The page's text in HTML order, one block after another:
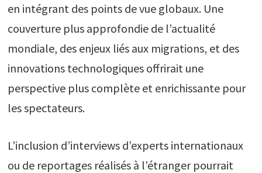
en intégrant des points de vue globaux. Une
couverture plus approfondie de l’actualité
mondiale, des enjeux liés aux migrations, et des
innovations technologiques offrirait une
perspective plus complète et enrichissante pour
les spectateurs.
L’inclusion d’interviews d’experts internationaux
ou de reportages réalisés à l’étranger pourrait